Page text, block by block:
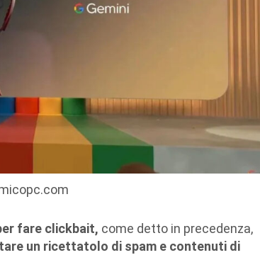
fare clickbait, come detto in precedenza,
un ricettatolo di spam e contenuti di